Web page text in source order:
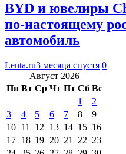
BYD и ювелиры
по-настоящему
автомобиль
Lenta.ru3 месяца спустя 0
Август 2026
Пн Вт Ср Чт Пт Сб Вс
1
2
3
4 5 6 7 8
9
10 11 12 13 14 15 16
17 18 19 20 21 22 23